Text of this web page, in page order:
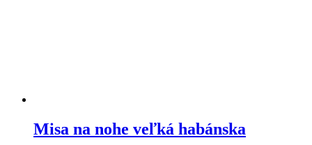
Misa na nohe veľká habánska